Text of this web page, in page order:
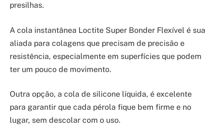
presilhas.
A cola instantânea Loctite Super Bonder Flexível é sua
aliada para colagens que precisam de precisão e
resistência, especialmente em superfícies que podem
ter um pouco de movimento.
Outra opção, a cola de silicone líquida, é excelente
para garantir que cada pérola fique bem firme e no
lugar, sem descolar com o uso.